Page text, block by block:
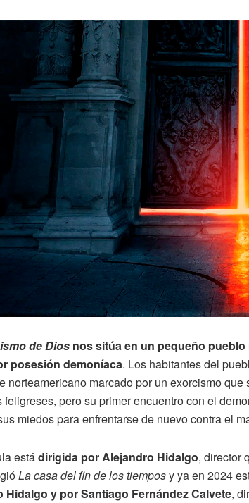
de Dios nos sitúa en un pequeño
posesión demoníaca. Los habitantes del
norteamericano marcado por un exorcismo
feligreses, pero su primer encuentro con el
miedos para enfrentarse de nuevo contra el
estádirigida por Alejandro Hidalgo, director
La casa del fin de los tiemposy ya en 2024
Hidalgo y por Santiago Fernández Calvete,